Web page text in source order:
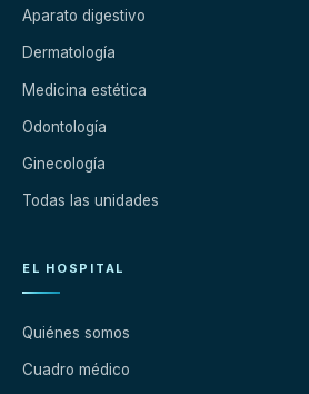
Aparato digestivo
Dermatología
Medicina estética
Odontología
Ginecología
Todas las unidades
EL HOSPITAL
Quiénes somos
Cuadro médico